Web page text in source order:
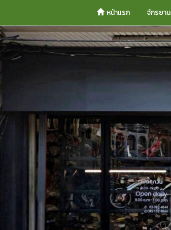
หน้าแรก จักรยาน